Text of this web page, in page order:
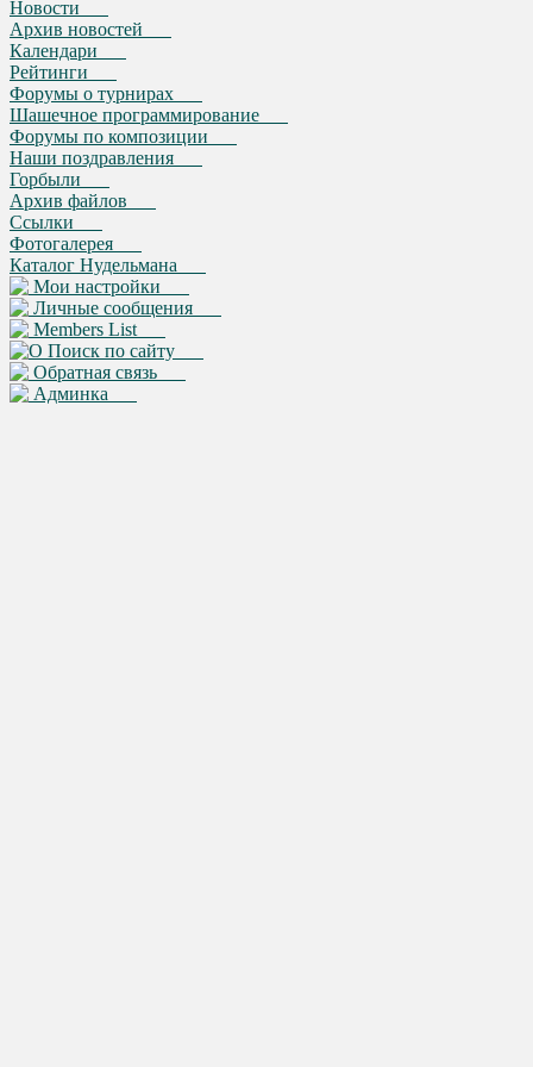
Новости
Архив новостей
Календари
Рейтинги
Форумы о турнирах
Шашечное программирование
Форумы по композиции
Наши поздравления
Горбыли
Архив файлов
Ссылки
Фотогалерея
Каталог Нудельмана
Мои настройки
Личные сообщения
Members List
Поиск по сайту
Обратная связь
Админка